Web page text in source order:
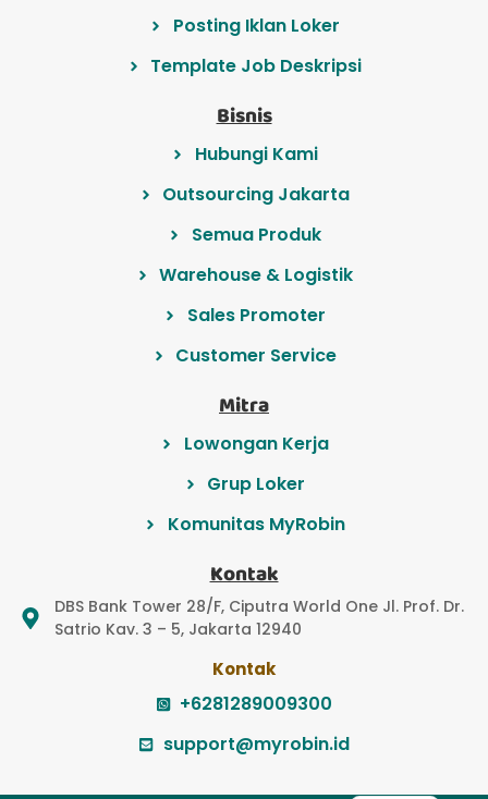
Posting Iklan Loker
Template Job Deskripsi
Bisnis
Hubungi Kami
Outsourcing Jakarta
Semua Produk
Warehouse & Logistik
Sales Promoter
Customer Service
Mitra
Lowongan Kerja
Grup Loker
Komunitas MyRobin
Kontak
DBS Bank Tower 28/F, Ciputra World One Jl. Prof. Dr.
Satrio Kav. 3 – 5, Jakarta 12940
Kontak
+6281289009300
support@myrobin.id